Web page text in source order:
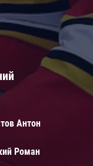
Антон
Роман